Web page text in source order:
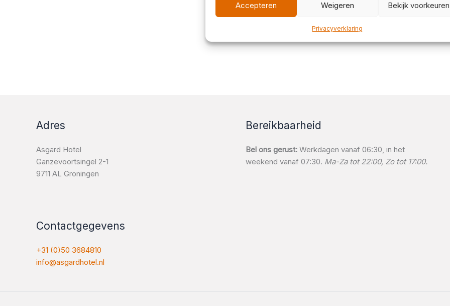
Accepteren Weigeren Bekijk voorkeuren
Privacyverklaring
Adres
Asgard Hotel
Ganzevoortsingel 2-1
9711 AL Groningen
Contactgegevens
+31 (0)50 3684810
info@asgardhotel.nl
Bereikbaarheid
Bel ons gerust:Werkdagen vanaf 06:30, in het
weekend vanaf 07:30. Ma-Za tot 22:00, Zo tot 17:00.